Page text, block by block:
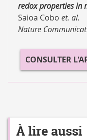
redox properties in
Saioa Cobo et. al.
Nature
CONSULTER
À lire aussi